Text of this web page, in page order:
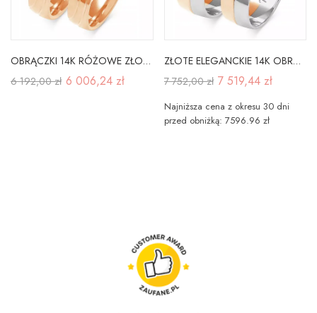
OBRĄCZKI 14K RÓŻOWE ZŁOTO 4,5mm CYRKONIA GRAWER
6 192,00 zł 6 006,24 zł
ZŁOTE ELEGANCKIE 14K OBRĄCZKI 6mm CYRKONIE A-219
7 752,00 zł 7 519,44 zł
Najniższa cena z okresu 30 dni
przed obniżką: 7596.96 zł